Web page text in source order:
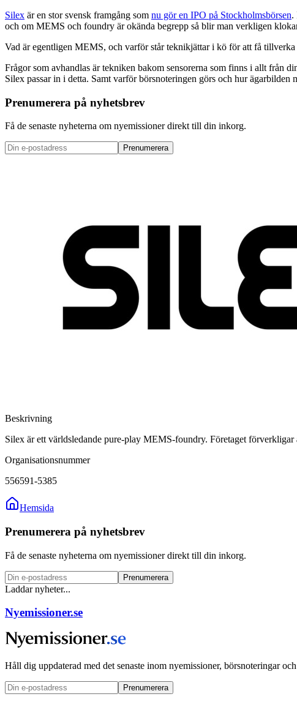
Silex är en stor svensk framgång som nu gör en IPO på Stockholmsbörsen.
och om MEMS och foundry är okända begrepp så blir man verkligen
Vad är egentligen MEMS, och varför står teknikjättar i kö för att få
Frågor som avhandlas är tekniken bakom sensorerna som finns i allt från
Silex passar in i detta. Samt varför börsnoteringen görs och hur ägarbilden
Prenumerera på nyhetsbrev
Få de senaste nyheterna om nyemissioner direkt till din inkorg.
Prenumerera
Beskrivning
Silex är ett världsledande pure-play MEMS-foundry. Företaget
Organisationsnummer
556591-5385
Hemsida
Prenumerera på nyhetsbrev
Få de senaste nyheterna om nyemissioner direkt till din inkorg.
Prenumerera
Laddar nyheter...
Nyemissioner.se
Håll dig uppdaterad med det senaste inom nyemissioner, börsnoteringar
Prenumerera